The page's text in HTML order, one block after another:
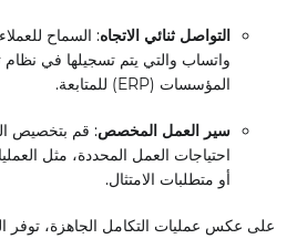
التواصل ثنائي الاتجاه: السماح
واتساب والتي يتم تسجيلها في
المؤسسات (ERP) للمتابعة.
سير العمل المخصص: قم بتخصيص
احتياجات العمل المحددة، مثل
أو متطلبات الامتثال.
على عكس عمليات التكامل الجاهزة،